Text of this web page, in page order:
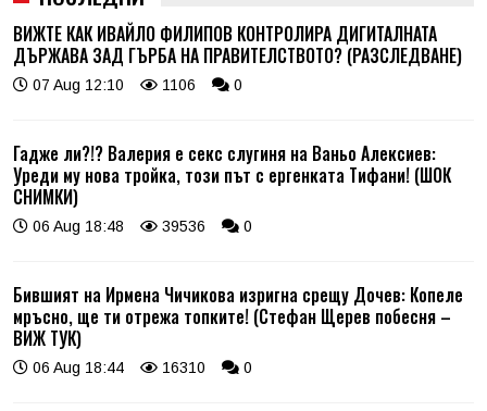
ВИЖТЕ КАК ИВАЙЛО ФИЛИПОВ КОНТРОЛИРА ДИГИТАЛНАТА
ДЪРЖАВА ЗАД ГЪРБА НА ПРАВИТЕЛСТВОТО? (РАЗСЛЕДВАНЕ)
07 Aug 12:10 1106 0
Гадже ли?!? Валерия е секс слугиня на Ваньо Алексиев:
Уреди му нова тройка, този път с ергенката Тифани! (ШОК
СНИМКИ)
06 Aug 18:48 39536 0
Бившият на Ирмена Чичикова изригна срещу Дочев: Копеле
мръсно, ще ти отрежа топките! (Стефан Щерев побесня –
ВИЖ ТУК)
06 Aug 18:44 16310 0